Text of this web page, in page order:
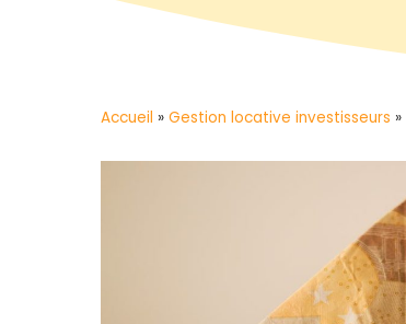
Accueil » Gestion locative investisseurs »